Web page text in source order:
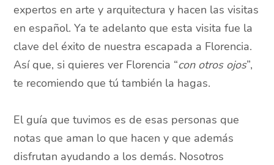
expertos en arte y arquitectura y hacen las visitas
en español. Ya te adelanto que esta visita fue la
clave del éxito de nuestra escapada a Florencia.
Así que, si quieres ver Florencia “con otros ojos”,
te recomiendo que tú también la hagas.
El guía que tuvimos es de esas personas que
notas que aman lo que hacen y que además
disfrutan ayudando a los demás. Nosotros